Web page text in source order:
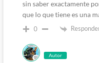
sin saber exactamente
que lo que tiene es una
0
Autor